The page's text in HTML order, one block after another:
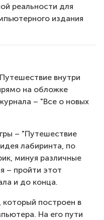
реальности для
издания
внутри
на обложке
– "Все о новых
– "Путешествие
лабиринта, по
минуя различные
– пройти этот
и до конца.
который построен в
На его пути